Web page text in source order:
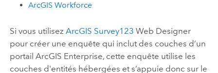
ArcGIS Workforce
Si vous utilisez ArcGIS Survey123 Web Designer
pour créer une enquête qui inclut des couches d’un
portail ArcGIS Enterprise, cette enquête utilise les
couches d'entités hébergées et s’appuie donc sur le